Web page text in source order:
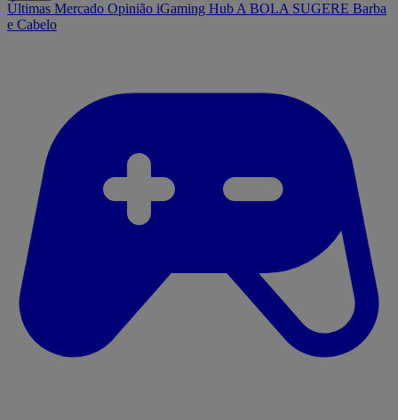
Últimas Mercado Opinião iGaming Hub A BOLA SUGERE Barba
e Cabelo